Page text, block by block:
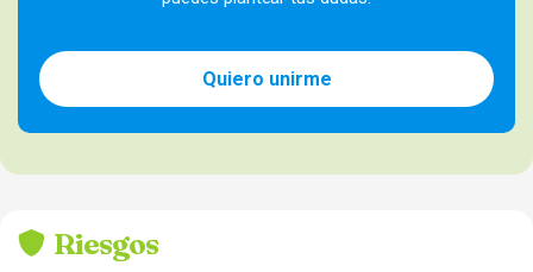
Quiero unirme
Riesgos